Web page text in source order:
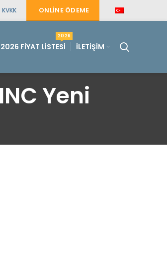
KVKK ONLINE ÖDEME
2026 FIYAT LISTESI
2026
İLETIŞIM
Yeni